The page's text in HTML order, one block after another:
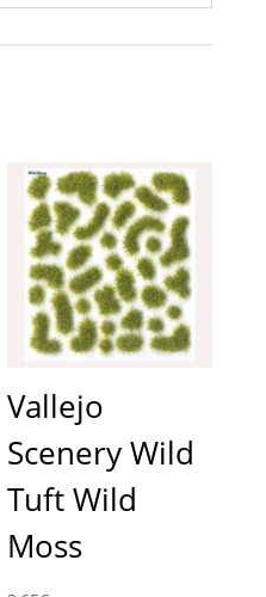
Vallejo
Scenery Wild
Tuft Wild
Moss